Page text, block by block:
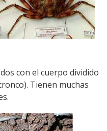
con el cuerpo dividido
Tienen muchas